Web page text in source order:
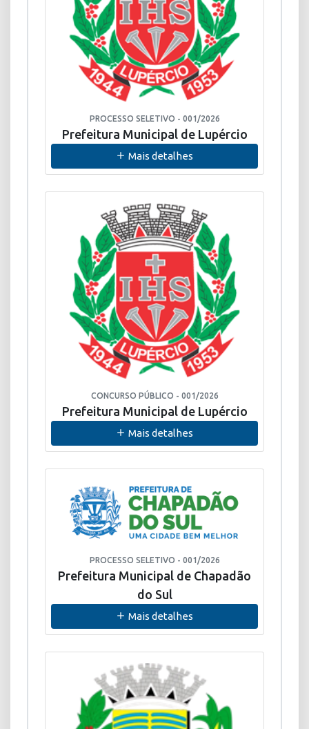
PROCESSO SELETIVO - 001/2026
Prefeitura Municipal de Lupércio
Mais detalhes
CONCURSO PÚBLICO - 001/2026
Prefeitura Municipal de Lupércio
Mais detalhes
PROCESSO SELETIVO - 001/2026
Prefeitura Municipal de Chapadão
do Sul
Mais detalhes